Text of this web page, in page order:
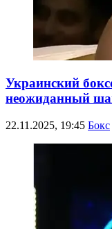
Украинский
неожиданный
22.11.2025, 19:45 Бокс